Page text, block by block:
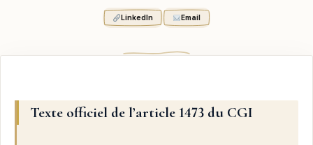
LinkedIn Email
Texte officiel de l’article 1473 du CGI